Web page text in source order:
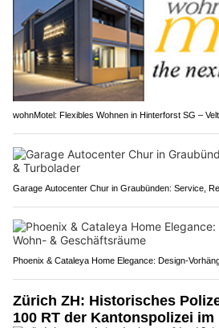
wohnMotel: Flexibles Wohnen in Hinterforst SG –
Garage Autocenter Chur in Graubünden: Service,
Phoenix & Cataleya Home Elegance: Design-
Zürich ZH: Historisches
100 RT der Kantonspolizei im